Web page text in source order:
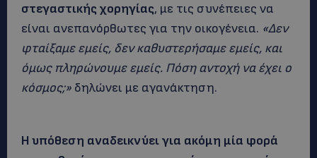
στεγαστικής χορηγίας, με τις συνέπειες να
είναι ανεπανόρθωτες για την οικογένεια. «Δεν
φταίξαμε εμείς, δεν καθυστερήσαμε εμείς, και
όμως πληρώνουμε εμείς. Πόση αντοχή να έχει ο
κόσμος;» δηλώνει με αγανάκτηση.
Η υπόθεση αναδεικνύει για ακόμη μία φορά